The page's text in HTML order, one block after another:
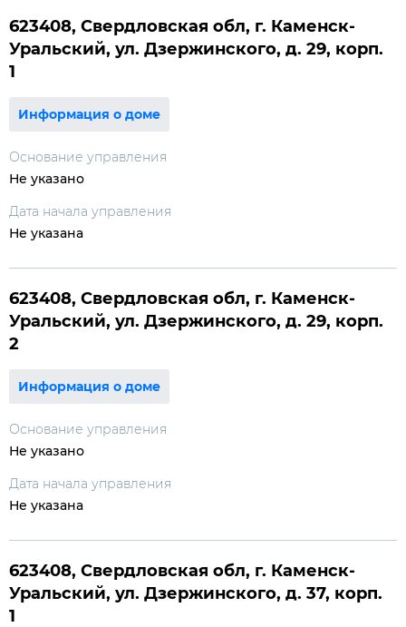
623408, Свердловская обл, г. Каменск-
Уральский, ул. Дзержинского, д. 29, корп.
1
Информация о доме
Основание управления
Не указано
Дата начала управления
Не указана
623408, Свердловская обл, г. Каменск-
Уральский, ул. Дзержинского, д. 29, корп.
2
Информация о доме
Основание управления
Не указано
Дата начала управления
Не указана
623408, Свердловская обл, г. Каменск-
Уральский, ул. Дзержинского, д. 37, корп.
1